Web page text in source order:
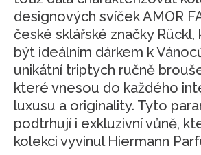
designových svíček AMOR
české sklářské značky
být ideálním dárkem k
unikátní triptych ručně
které vnesou do každého
luxusu a originality. Tyto
podtrhují i exkluzivní vůně,
kolekci vyvinul Hiermann